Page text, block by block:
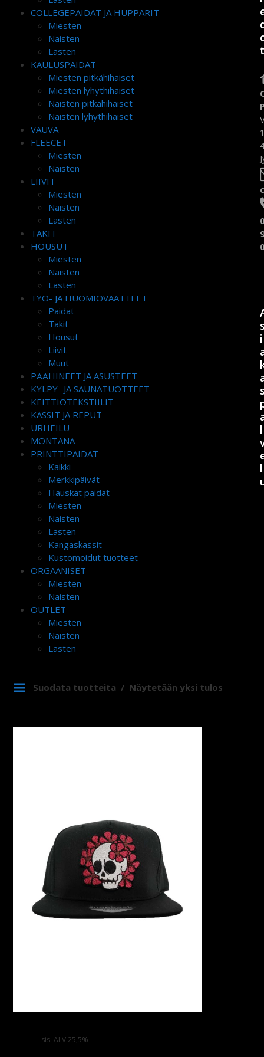
COLLEGEPAIDAT JA HUPPARIT
Miesten
Naisten
Lasten
KAULUSPAIDAT
Miesten pitkähihaiset
Miesten lyhythihaiset
Naisten pitkähihaiset
Naisten lyhythihaiset
VAUVA
FLEECET
Miesten
Naisten
LIIVIT
Miesten
Naisten
Lasten
TAKIT
HOUSUT
Miesten
Naisten
Lasten
TYÖ- JA HUOMIOVAATTEET
Paidat
Takit
Housut
Liivit
Muut
PÄÄHINEET JA ASUSTEET
KYLPY- JA SAUNATUOTTEET
KEITTIÖTEKSTIILIT
KASSIT JA REPUT
URHEILU
MONTANA
PRINTTIPAIDAT
Kaikki
Merkkipäivät
Hauskat paidat
Miesten
Naisten
Lasten
Kangaskassit
Kustomoidut tuotteet
ORGAANISET
Miesten
Naisten
OUTLET
Miesten
Naisten
Lasten
Suodata tuotteita Näytetään yksi tulos
sis. ALV 25,5%
t
i
l
l